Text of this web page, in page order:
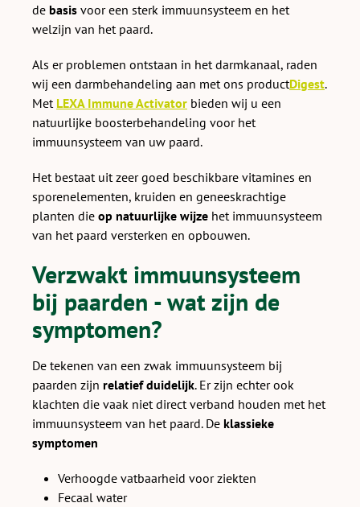
de basis voor een sterk immuunsysteem en het
welzijn van het paard.
Als er problemen ontstaan in het darmkanaal, raden
wij een darmbehandeling aan met ons productDigest.
Met LEXA Immune Activator bieden wij u een
natuurlijke boosterbehandeling voor het
immuunsysteem van uw paard.
Het bestaat uit zeer goed beschikbare vitamines en
sporenelementen, kruiden en geneeskrachtige
planten die op natuurlijke wijze het immuunsysteem
van het paard versterken en opbouwen.
Verzwakt immuunsysteem
bij paarden - wat zijn de
symptomen?
De tekenen van een zwak immuunsysteem bij
paarden zijn relatief duidelijk. Er zijn echter ook
klachten die vaak niet direct verband houden met het
immuunsysteem van het paard. De klassieke
symptomen
Verhoogde vatbaarheid voor ziekten
Fecaal water